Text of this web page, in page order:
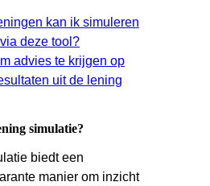
kan ik simuleren
deze tool?
advies te krijgen op
uit de lening
simulatie?
biedt een
manier om inzicht